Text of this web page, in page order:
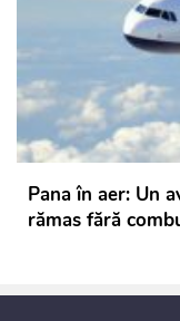
Pana în aer: Un
rămas fără